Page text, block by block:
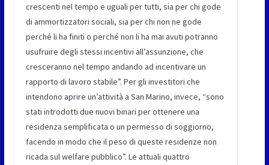
crescenti nel tempo e uguali per tutti, sia per chi gode
di ammortizzatori sociali, sia per chi non ne gode
perché li ha finiti o perché non li ha mai avuti potranno
usufruire degli stessi incentivi all’assunzione, che
cresceranno nel tempo andando ad incentivare un
rapporto di lavoro stabile”. Per gli investitori che
intendono aprire un’attività a San Marino, invece, “sono
stati introdotti due nuovi binari per ottenere una
residenza semplificata o un permesso di soggiorno,
facendo in modo che il peso di queste residenze non
ricada sul welfare pubblico”. Le attuali quattro